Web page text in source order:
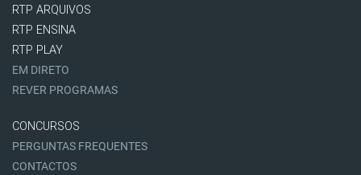
RTP ARQUIVOS
RTP ENSINA
RTP PLAY
EM DIRETO
REVER PROGRAMAS
CONCURSOS
PERGUNTAS FREQUENTES
CONTACTOS